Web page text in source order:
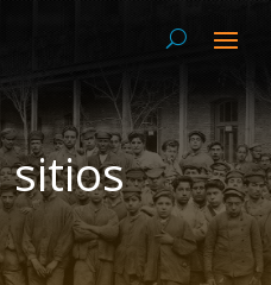
sitios